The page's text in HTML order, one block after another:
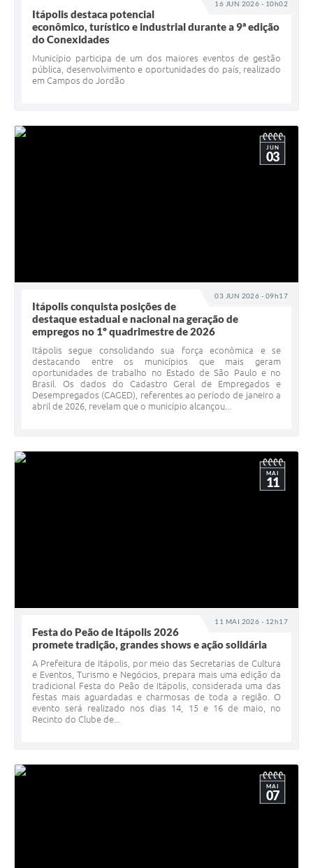
16 JUN 2026 - 10h02
Itápolis destaca potencial
econômico, turístico e industrial durante a 9ª edição
do Conexidades
Município participa de um dos maiores eventos de gestão
pública, desenvolvimento e oportunidades do país, realizado
em Campos do Jordão
03 JUN 2026 - 09h17
JUN
03
Itápolis conquista posições de
destaque estadual e nacional na geração de
empregos no 1º quadrimestre de 2026
Itápolis segue consolidando sua força econômica e se
destacando entre os municípios que mais geram
oportunidades de trabalho no Estado de São Paulo e no
Brasil. Os dados do Cadastro Geral de Empregados e
Desempregados (CAGED), referentes ao período de janeiro a
abril de 2026, revelam que o município alcançou...
11 MAI 2026 - 12h17
MAI
11
Festa do Peão de Itápolis 2026
promete tradição, grandes shows e ação solidária
A Prefeitura de Itápolis, por meio das Secretarias de Cultura
e Eventos, Turismo e Negócios, prepara mais uma edição da
tradicional Festa do Peão de Itápolis, considerada uma das
festas mais aguardadas e charmosas de toda a região. O
evento será realizado nos dias 14, 15 e 16 de maio, no
Recinto do Clube de...
MAI
07